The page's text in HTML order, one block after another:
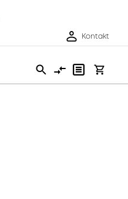
Kontakt